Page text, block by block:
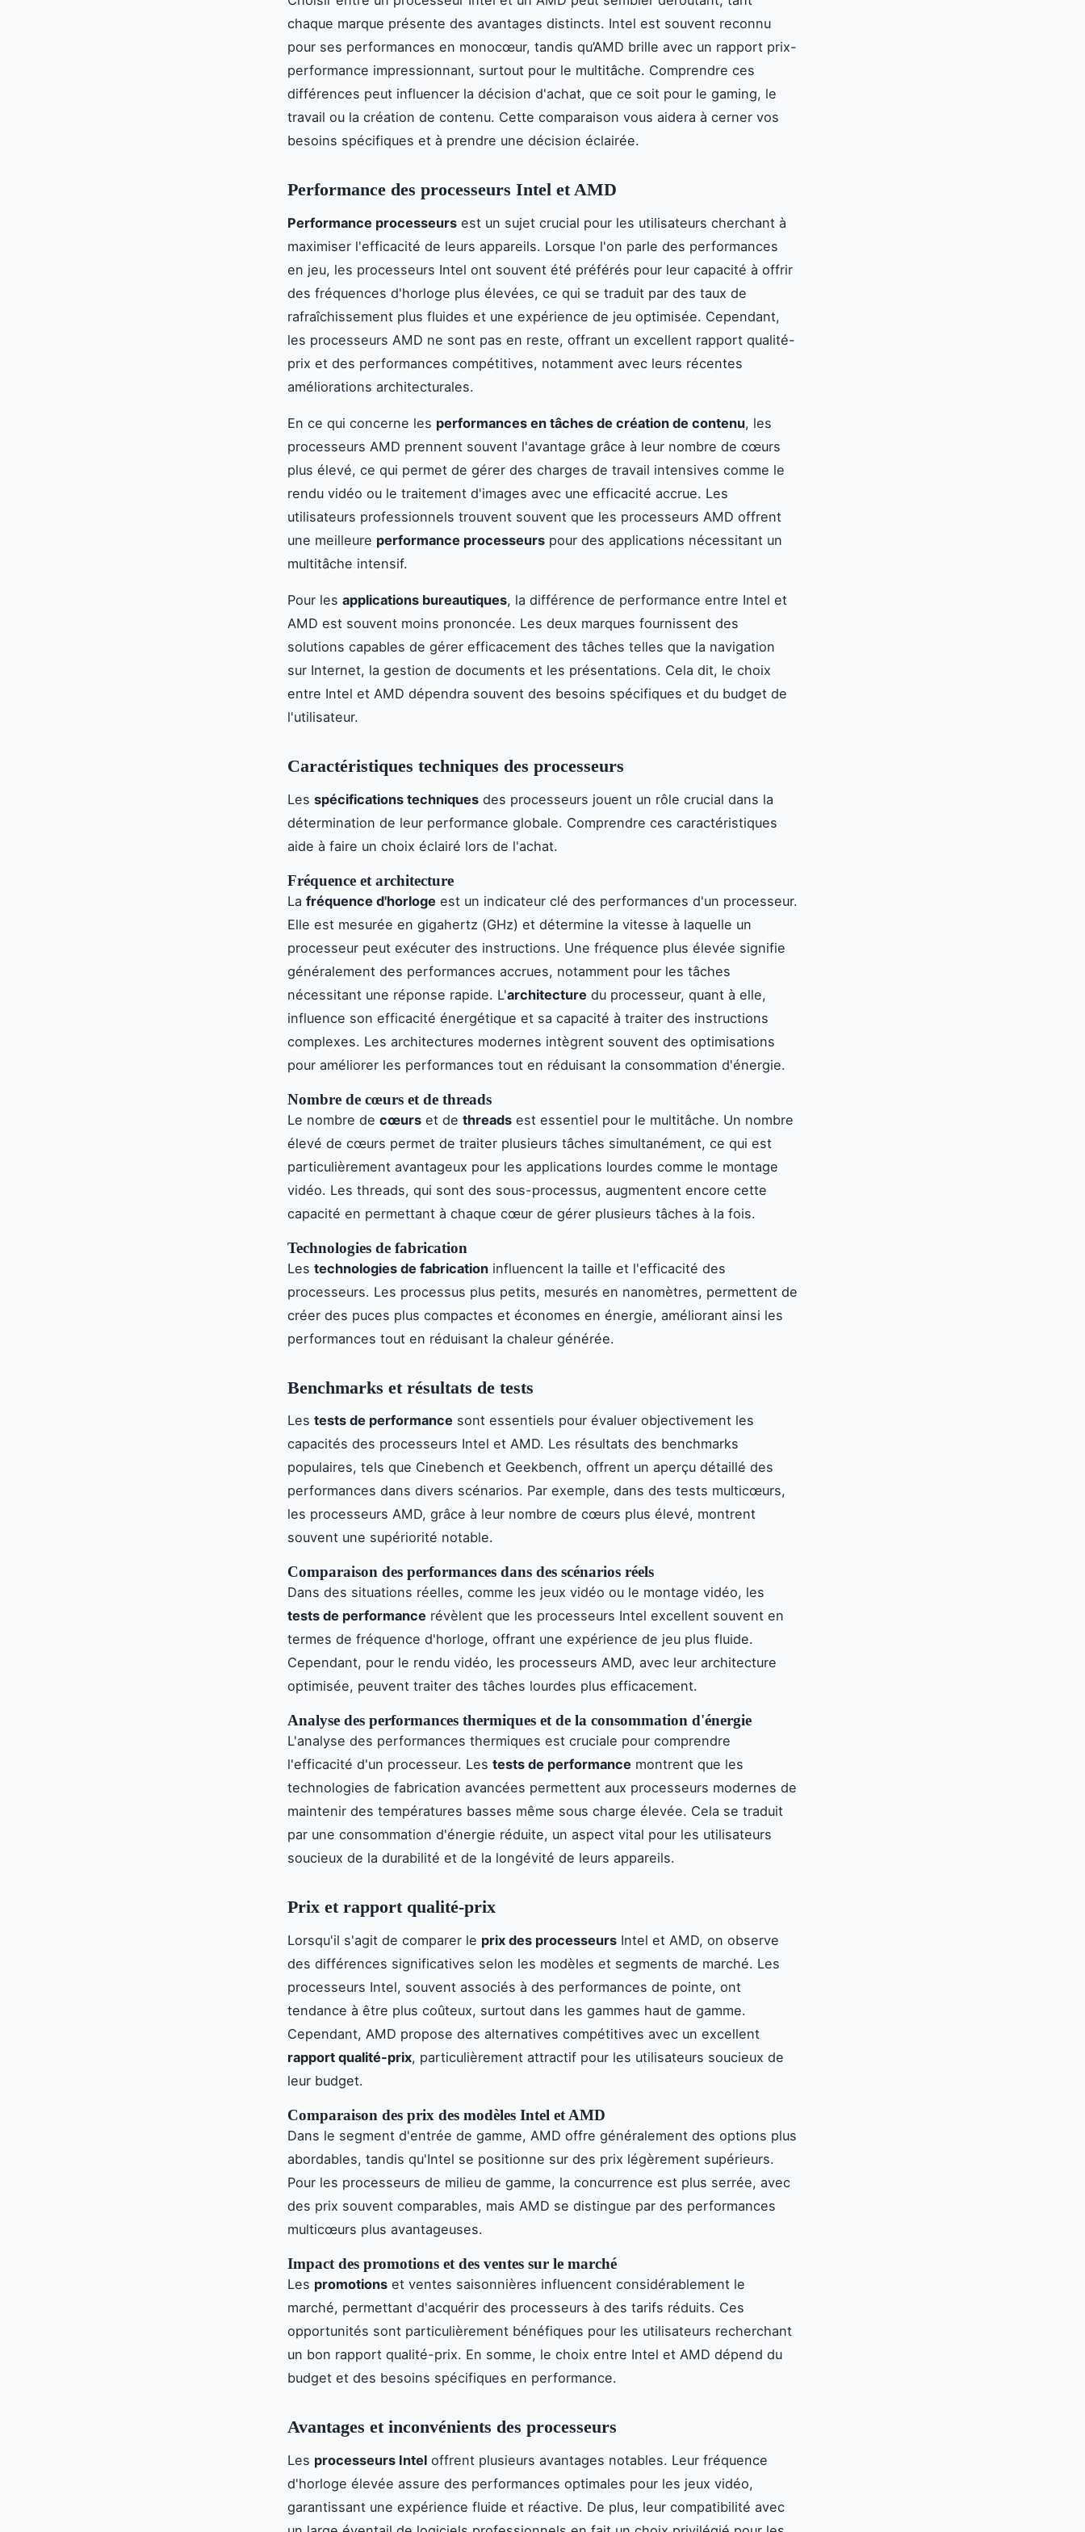
chaque marque présente des avantages distincts. Intel est souvent reconnu
pour ses performances en monocœur, tandis qu’AMD brille avec un rapport prix-
performance impressionnant, surtout pour le multitâche. Comprendre ces
différences peut influencer la décision d'achat, que ce soit pour le gaming, le
travail ou la création de contenu. Cette comparaison vous aidera à cerner vos
besoins spécifiques et à prendre une décision éclairée.
Performance des processeurs Intel et AMD
Performance processeurs est un sujet crucial pour les utilisateurs cherchant à
maximiser l'efficacité de leurs appareils. Lorsque l'on parle des performances
en jeu, les processeurs Intel ont souvent été préférés pour leur capacité à offrir
des fréquences d'horloge plus élevées, ce qui se traduit par des taux de
rafraîchissement plus fluides et une expérience de jeu optimisée. Cependant,
les processeurs AMD ne sont pas en reste, offrant un excellent rapport qualité-
prix et des performances compétitives, notamment avec leurs récentes
améliorations architecturales.
En ce qui concerne les performances en tâches de création de contenu, les
processeurs AMD prennent souvent l'avantage grâce à leur nombre de cœurs
plus élevé, ce qui permet de gérer des charges de travail intensives comme le
rendu vidéo ou le traitement d'images avec une efficacité accrue. Les
utilisateurs professionnels trouvent souvent que les processeurs AMD offrent
une meilleure performance processeurs pour des applications nécessitant un
multitâche intensif.
Pour les applications bureautiques, la différence de performance entre Intel et
AMD est souvent moins prononcée. Les deux marques fournissent des
solutions capables de gérer efficacement des tâches telles que la navigation
sur Internet, la gestion de documents et les présentations. Cela dit, le choix
entre Intel et AMD dépendra souvent des besoins spécifiques et du budget de
l'utilisateur.
Caractéristiques techniques des processeurs
Les spécifications techniques des processeurs jouent un rôle crucial dans la
détermination de leur performance globale. Comprendre ces caractéristiques
aide à faire un choix éclairé lors de l'achat.
Fréquence et architecture
La fréquence d'horloge est un indicateur clé des performances d'un processeur.
Elle est mesurée en gigahertz (GHz) et détermine la vitesse à laquelle un
processeur peut exécuter des instructions. Une fréquence plus élevée signifie
généralement des performances accrues, notamment pour les tâches
nécessitant une réponse rapide. L'architecture du processeur, quant à elle,
influence son efficacité énergétique et sa capacité à traiter des instructions
complexes. Les architectures modernes intègrent souvent des optimisations
pour améliorer les performances tout en réduisant la consommation d'énergie.
Nombre de cœurs et de threads
Le nombre de cœurs et de threads est essentiel pour le multitâche. Un nombre
élevé de cœurs permet de traiter plusieurs tâches simultanément, ce qui est
particulièrement avantageux pour les applications lourdes comme le montage
vidéo. Les threads, qui sont des sous-processus, augmentent encore cette
capacité en permettant à chaque cœur de gérer plusieurs tâches à la fois.
Technologies de fabrication
Les technologies de fabrication influencent la taille et l'efficacité des
processeurs. Les processus plus petits, mesurés en nanomètres, permettent de
créer des puces plus compactes et économes en énergie, améliorant ainsi les
performances tout en réduisant la chaleur générée.
Benchmarks et résultats de tests
Les tests de performance sont essentiels pour évaluer objectivement les
capacités des processeurs Intel et AMD. Les résultats des benchmarks
populaires, tels que Cinebench et Geekbench, offrent un aperçu détaillé des
performances dans divers scénarios. Par exemple, dans des tests multicœurs,
les processeurs AMD, grâce à leur nombre de cœurs plus élevé, montrent
souvent une supériorité notable.
Comparaison des performances dans des scénarios réels
Dans des situations réelles, comme les jeux vidéo ou le montage vidéo, les
tests de performance révèlent que les processeurs Intel excellent souvent en
termes de fréquence d'horloge, offrant une expérience de jeu plus fluide.
Cependant, pour le rendu vidéo, les processeurs AMD, avec leur architecture
optimisée, peuvent traiter des tâches lourdes plus efficacement.
Analyse des performances thermiques et de la consommation d'énergie
L'analyse des performances thermiques est cruciale pour comprendre
l'efficacité d'un processeur. Les tests de performance montrent que les
technologies de fabrication avancées permettent aux processeurs modernes de
maintenir des températures basses même sous charge élevée. Cela se traduit
par une consommation d'énergie réduite, un aspect vital pour les utilisateurs
soucieux de la durabilité et de la longévité de leurs appareils.
Prix et rapport qualité-prix
Lorsqu'il s'agit de comparer le prix des processeurs Intel et AMD, on observe
des différences significatives selon les modèles et segments de marché. Les
processeurs Intel, souvent associés à des performances de pointe, ont
tendance à être plus coûteux, surtout dans les gammes haut de gamme.
Cependant, AMD propose des alternatives compétitives avec un excellent
rapport qualité-prix, particulièrement attractif pour les utilisateurs soucieux de
leur budget.
Comparaison des prix des modèles Intel et AMD
Dans le segment d'entrée de gamme, AMD offre généralement des options plus
abordables, tandis qu'Intel se positionne sur des prix légèrement supérieurs.
Pour les processeurs de milieu de gamme, la concurrence est plus serrée, avec
des prix souvent comparables, mais AMD se distingue par des performances
multicœurs plus avantageuses.
Impact des promotions et des ventes sur le marché
Les promotions et ventes saisonnières influencent considérablement le
marché, permettant d'acquérir des processeurs à des tarifs réduits. Ces
opportunités sont particulièrement bénéfiques pour les utilisateurs recherchant
un bon rapport qualité-prix. En somme, le choix entre Intel et AMD dépend du
budget et des besoins spécifiques en performance.
Avantages et inconvénients des processeurs
Les processeurs Intel offrent plusieurs avantages notables. Leur fréquence
d'horloge élevée assure des performances optimales pour les jeux vidéo,
garantissant une expérience fluide et réactive. De plus, leur compatibilité avec